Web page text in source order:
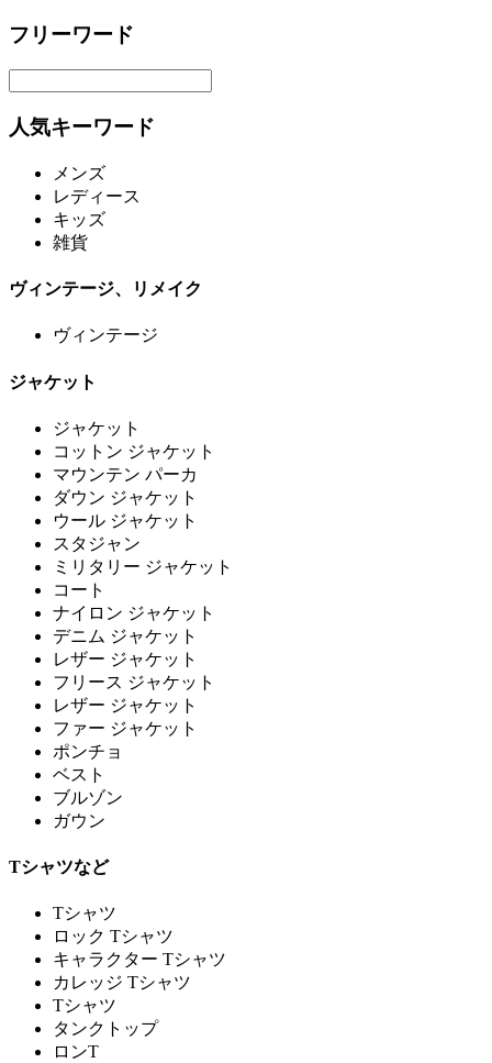
フリーワード
人気キーワード
メンズ
レディース
キッズ
雑貨
ヴィンテージ、リメイク
ヴィンテージ
ジャケット
ジャケット
コットン ジャケット
マウンテン パーカ
ダウン ジャケット
ウール ジャケット
スタジャン
ミリタリー ジャケット
コート
ナイロン ジャケット
デニム ジャケット
レザー ジャケット
フリース ジャケット
レザー ジャケット
ファー ジャケット
ポンチョ
ベスト
ブルゾン
ガウン
Tシャツなど
Tシャツ
ロック Tシャツ
キャラクター Tシャツ
カレッジ Tシャツ
Tシャツ
タンクトップ
ロンT